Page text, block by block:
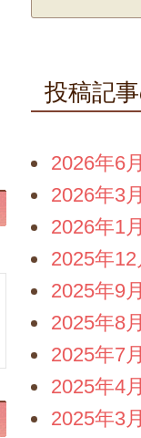
投稿記
2026年6
2026年3
2026年1
2025年12
2025年9
2025年8
2025年7
2025年4
2025年3